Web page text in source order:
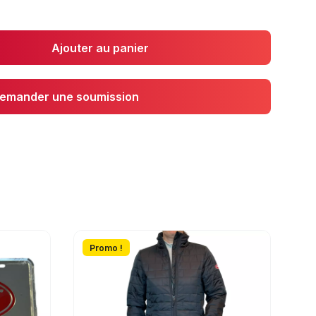
Ajouter au panier
une soumission
Promo !